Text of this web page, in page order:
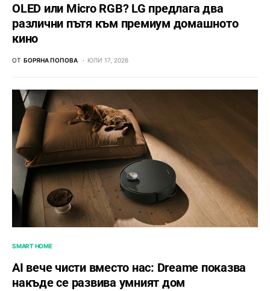
OLED или Micro RGB? LG предлага два
различни пътя към премиум домашното
кино
ОТ БОРЯНА ПОПОВА ЮЛИ 17, 2026
SMART HOME
AI вече чисти вместо нас: Dreame показва
накъде се развива умният дом